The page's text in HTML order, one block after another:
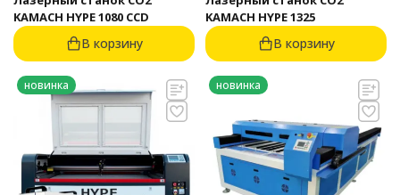
KAMACH HYPE 1080 CCD
В корзину
KAMACH HYPE 1325
В корзину
новинка новинка